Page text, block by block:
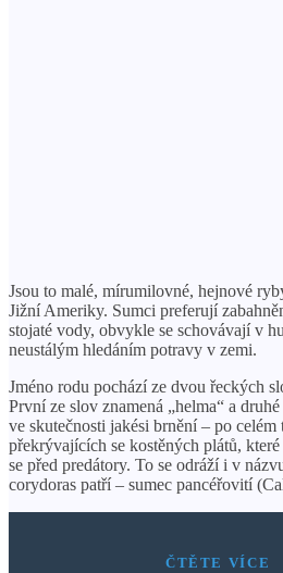
Jsou to malé, mírumilovné, hejnové
Jižní Ameriky. Sumci preferují
stojaté vody, obvykle se schovávají v
neustálým hledáním potravy v zemi.
Jméno rodu pochází ze dvou řeckých
První ze slov znamená „helma“ a
ve skutečnosti jakési brnění – po celém
překrývajících se kostěných plátů,
se před predátory. To se odráží i v
corydoras patří – sumec pancéřovití
ČTĚTE VÍCE